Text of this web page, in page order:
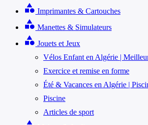
category Imprimantes & Cartouches
category Manettes & Simulateurs
category Jouets et Jeux
Vélos Enfant en Algérie |
Exercice et remise en forme
Été & Vacances en Algérie |
Piscine
Articles de sport